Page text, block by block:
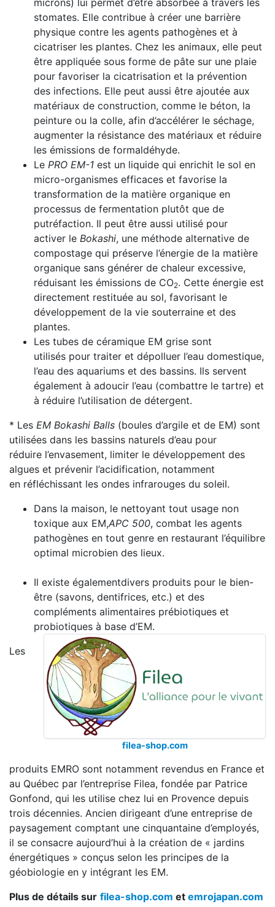
microns) lui permet d’être absorbée à travers les
stomates. Elle contribue à créer une barrière
physique contre les agents pathogènes et à
cicatriser les plantes. Chez les animaux, elle peut
être appliquée sous forme de pâte sur une plaie
pour favoriser la cicatrisation et la prévention
des infections. Elle peut aussi être ajoutée aux
matériaux de construction, comme le béton, la
peinture ou la colle, afin d’accélérer le séchage,
augmenter la résistance des matériaux et réduire
les émissions de formaldéhyde.
Le PRO EM-1 est un liquide qui enrichit le sol en
micro-organismes efficaces et favorise la
transformation de la matière organique en
processus de fermentation plutôt que de
putréfaction. Il peut être aussi utilisé pour
activer le Bokashi, une méthode alternative de
compostage qui préserve l’énergie de la matière
organique sans générer de chaleur excessive,
réduisant les émissions de CO2. Cette énergie est
directement restituée au sol, favorisant le
développement de la vie souterraine et des
plantes.
Les tubes de céramique EM grise sont
utilisés pour traiter et dépolluer l’eau domestique,
l’eau des aquariums et des bassins. Ils servent
également à adoucir l’eau (combattre le tartre) et
à réduire l’utilisation de détergent.
* Les EM Bokashi Balls (boules d’argile et de EM) sont
utilisées dans les bassins naturels d’eau pour
réduire l’envasement, limiter le développement des
algues et prévenir l’acidification, notamment
en réfléchissant les ondes infrarouges du soleil.
Dans la maison, le nettoyant tout usage non
toxique aux EM,APC 500, combat les agents
pathogènes en tout genre en restaurant l’équilibre
optimal microbien des lieux.
Il existe égalementdivers produits pour le bien-
être (savons, dentifrices, etc.) et des
compléments alimentaires prébiotiques et
probiotiques à base d’EM.
filea-shop.com
Les
produits EMRO sont notamment revendus en France et
au Québec par l’entreprise Filea, fondée par Patrice
Gonfond, qui les utilise chez lui en Provence depuis
trois décennies. Ancien dirigeant d’une entreprise de
paysagement comptant une cinquantaine d’employés,
il se consacre aujourd’hui à la création de « jardins
énergétiques » conçus selon les principes de la
géobiologie en y intégrant les EM.
Plus de détails sur filea-shop.com et emrojapan.com